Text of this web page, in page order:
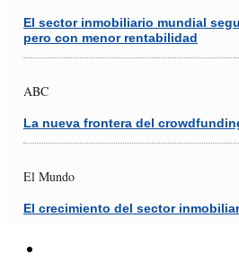
El sector inmobiliario mundial
pero con menor rentabilidad
ABC
La nueva frontera del
El Mundo
El crecimiento del sector